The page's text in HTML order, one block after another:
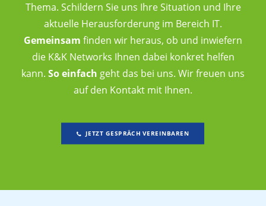
Thema. Schildern Sie uns Ihre Situation und Ihre
aktuelle Herausforderung im Bereich IT.
Gemeinsam finden wir heraus, ob und inwiefern
die K&K Networks Ihnen dabei konkret helfen
kann. So einfach geht das bei uns. Wir freuen uns
auf den Kontakt mit Ihnen.
JETZT GESPRÄCH VEREINBAREN